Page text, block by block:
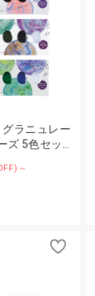
ラニュレー
ズ 5色セッ…
～